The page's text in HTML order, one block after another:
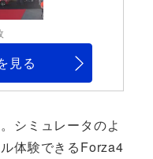
見る
シミュレータのよ
体験できるForza4